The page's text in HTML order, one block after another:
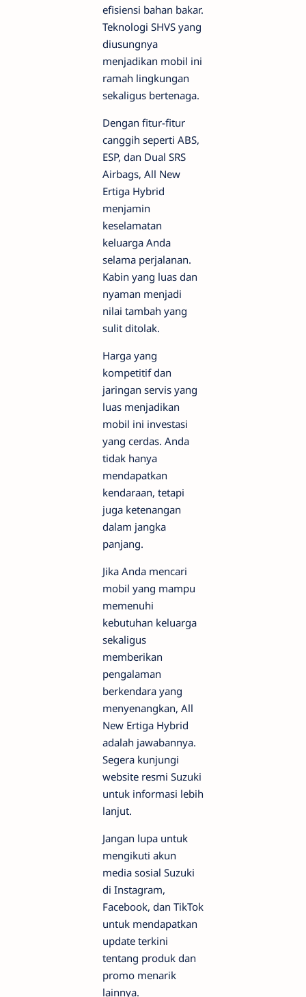
efisiensi bahan bakar.
Teknologi SHVS yang
diusungnya
menjadikan mobil ini
ramah lingkungan
sekaligus bertenaga.
Dengan fitur-fitur
canggih seperti ABS,
ESP, dan Dual SRS
Airbags, All New
Ertiga Hybrid
menjamin
keselamatan
keluarga Anda
selama perjalanan.
Kabin yang luas dan
nyaman menjadi
nilai tambah yang
sulit ditolak.
Harga yang
kompetitif dan
jaringan servis yang
luas menjadikan
mobil ini investasi
yang cerdas. Anda
tidak hanya
mendapatkan
kendaraan, tetapi
juga ketenangan
dalam jangka
panjang.
Jika Anda mencari
mobil yang mampu
memenuhi
kebutuhan keluarga
sekaligus
memberikan
pengalaman
berkendara yang
menyenangkan, All
New Ertiga Hybrid
adalah jawabannya.
Segera kunjungi
website resmi Suzuki
untuk informasi lebih
lanjut.
Jangan lupa untuk
mengikuti akun
media sosial Suzuki
di Instagram,
Facebook, dan TikTok
untuk mendapatkan
update terkini
tentang produk dan
promo menarik
lainnya.